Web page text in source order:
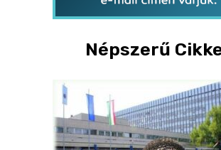
Népszerű